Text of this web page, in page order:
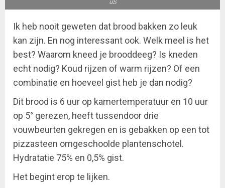
uS
Ik heb nooit geweten dat brood bakken zo leuk
kan zijn. En nog interessant ook. Welk meel is het
best? Waarom kneed je brooddeeg? Is kneden
echt nodig? Koud rijzen of warm rijzen? Of een
combinatie en hoeveel gist heb je dan nodig?
Dit brood is 6 uur op kamertemperatuur en 10 uur
op 5° gerezen, heeft tussendoor drie
vouwbeurten gekregen en is gebakken op een tot
pizzasteen omgeschoolde plantenschotel.
Hydratatie 75% en 0,5% gist.
Het begint erop te lijken.